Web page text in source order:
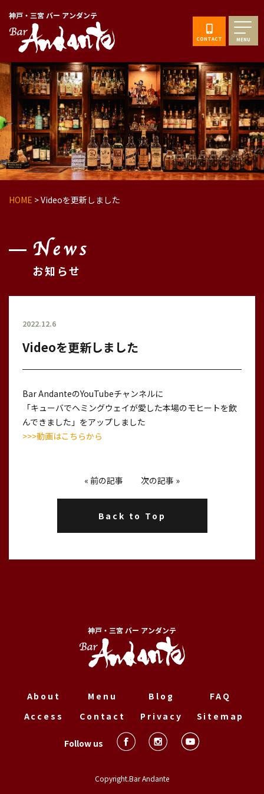
神戸・三宮 バー アンダンテ
CONTACT MENU
HOME >Videoを更新しました
News
お知らせ
2022.12.6
Videoを更新しました
Bar AndanteのYouTubeチャンネルに
「キューバでヘミングウェイが愛した本場のモヒートを飲
んできました」をアップしました
>>>動画はこちらから
« 前の記事 次の記事 »
Back to Top
神戸・三宮 バー アンダンテ
About Menu Blog
FAQ
Access
Contact Privacy Sitemap
Follow us
Copyright.Bar Andante